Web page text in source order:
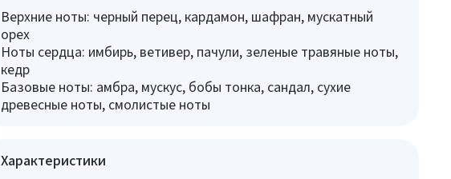
Верхние ноты: черный перец, кардамон, шафран, мускатный
орех
Ноты сердца: имбирь, ветивер, пачули, зеленые травяные ноты,
кедр
Базовые ноты: амбра, мускус, бобы тонка, сандал, сухие
древесные ноты, смолистые ноты
Характеристики